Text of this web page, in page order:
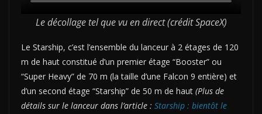
Le décollage tel que vu en direct (crédit SpaceX)
Le Starship, c’est l’ensemble du lanceur à 2 étages de 120
m de haut constitué d’un premier étage “Booster” ou
“Super Heavy” de 70 m (la taille d’une Falcon 9 entière) et
d’un second étage “Starship” de 50 m de haut (Plus de
détails sur le lanceur dans l’article : Starship : bientôt le